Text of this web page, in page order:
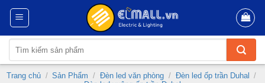
Skip
content
kiếm:
Trang chủ / Sản Phẩm / Đèn led văn phòng / Đèn led ốp trần Duhal
/